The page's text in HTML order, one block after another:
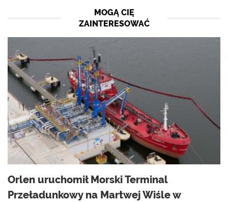
MOGĄ CIĘ
ZAINTERESOWAĆ
Orlen uruchomił Morski Terminal
Przeładunkowy na Martwej Wiśle w